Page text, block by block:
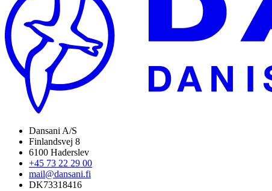
Dansani A/S
Finlandsvej 8
6100 Haderslev
+45 73 22 29 00
mail@dansani.fi
DK73318416